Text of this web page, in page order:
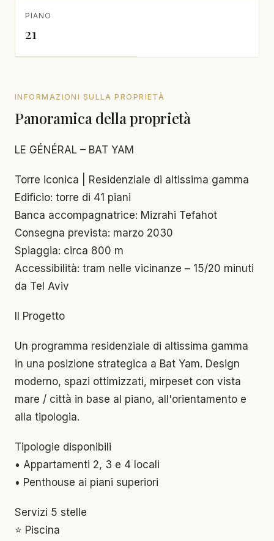
PIANO
21
INFORMAZIONI SULLA PROPRIETÀ
Panoramica della proprietà
LE GÉNÉRAL – BAT YAM
Torre iconica | Residenziale di altissima gamma
Edificio: torre di 41 piani
Banca accompagnatrice: Mizrahi Tefahot
Consegna prevista: marzo 2030
Spiaggia: circa 800 m
Accessibilità: tram nelle vicinanze – 15/20 minuti
da Tel Aviv
Il Progetto
Un programma residenziale di altissima gamma
in una posizione strategica a Bat Yam. Design
moderno, spazi ottimizzati, mirpeset con vista
mare / città in base al piano, all'orientamento e
alla tipologia.
Tipologie disponibili
• Appartamenti 2, 3 e 4 locali
• Penthouse ai piani superiori
Servizi 5 stelle
⭐ Piscina